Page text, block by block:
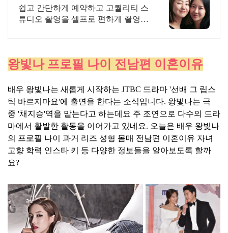
쉽고 간단하게 예약하고 고퀄리티 스
튜디오 촬영을 셀프로 편하게 촬영하
왕빛나 프로필 나이 전남편 이혼이유
배우 왕빛나는 새롭게 시작하는 JTBC 드라마 '선배 그 립스
틱 바르지마요'에 출연을 한다는 소식입니다. 왕빛나는 극
중 '채지승'역을 맡는다고 하는데요 주 조연으로 다수의 드라
마에서 활발한 활동을 이어가고 있네요. 오늘은 배우 왕빛나
의 프로필 나이 과거 리즈 성형 몸매 전남편 이혼이유 자녀
고향 학력 인스타 키 등 다양한 정보들을 알아보도록 할까
요?